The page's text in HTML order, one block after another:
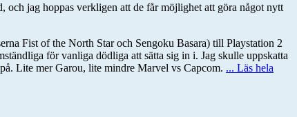
och jag hoppas verkligen att de får möjlighet att göra något nytt
Fist of the North Star och Sengoku Basara) till Playstation 2
för vanliga dödliga att sätta sig in i. Jag skulle uppskatta
Lite mer Garou, lite mindre Marvel vs Capcom. ... Läs hela